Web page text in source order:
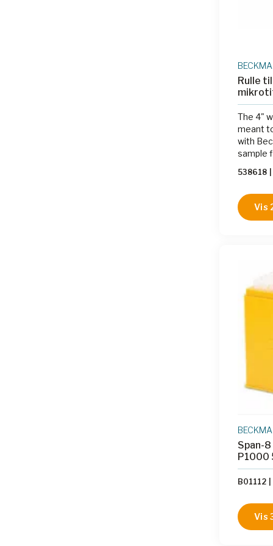
Rulle
The 4"
meant
with
sample
538618
Vis
Span-
B01112
Vis